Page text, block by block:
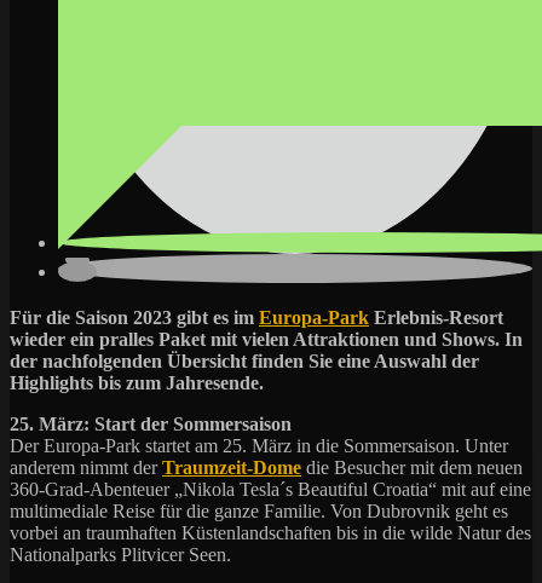
Für die Saison 2023 gibt es im Europa-Park Erlebnis-Resort
wieder ein pralles Paket mit vielen Attraktionen und Shows. In
der nachfolgenden Übersicht finden Sie eine Auswahl der
Highlights bis zum Jahresende.
25. März: Start der Sommersaison
Der Europa-Park startet am 25. März in die Sommersaison. Unter
anderem nimmt derTraumzeit-Dome die Besucher mit dem neuen
360-Grad-Abenteuer „Nikola Tesla´s Beautiful Croatia“ mit auf eine
multimediale Reise für die ganze Familie. Von Dubrovnik geht es
vorbei an traumhaften Küstenlandschaften bis in die wilde Natur des
Nationalparks Plitvicer Seen.